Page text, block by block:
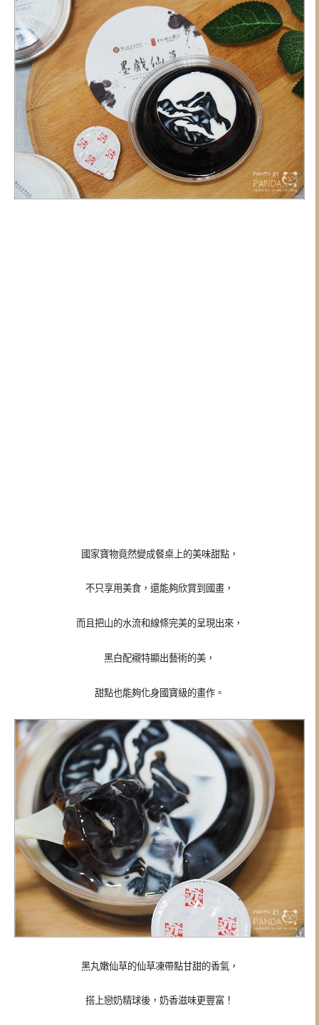
國家寶物竟然變成餐桌上的美味甜點，
不只享用美食，還能夠欣賞到國畫，
而且把山的水流和線條完美的呈現出來，
黑白配襯特顯出藝術的美，
甜點也能夠化身國寶級的畫作。
黑丸嫩仙草的仙草凍帶點甘甜的香氣，
搭上戀奶精球後，奶香滋味更豐富！